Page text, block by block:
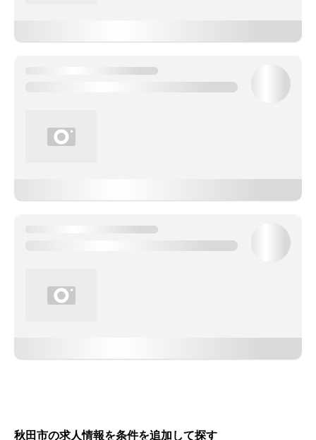
秋田市の求人情報を条件を追加して探す